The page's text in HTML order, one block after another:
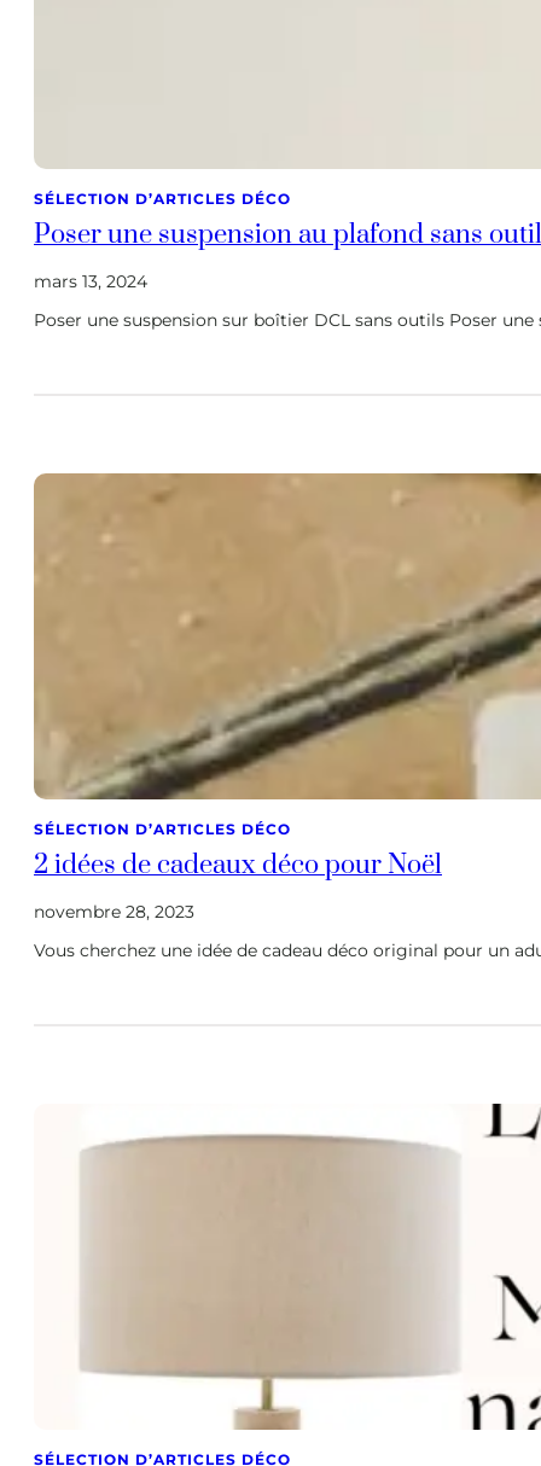
SÉLECTION D’ARTICLES DÉCO
Poser une suspension au plafond sans
mars 13, 2024
Poser une suspension sur boîtier DCL sans outils Poser
SÉLECTION D’ARTICLES DÉCO
2 idées de cadeaux déco pour Noël
novembre 28, 2023
Vous cherchez une idée de cadeau déco original pour un
SÉLECTION D’ARTICLES DÉCO